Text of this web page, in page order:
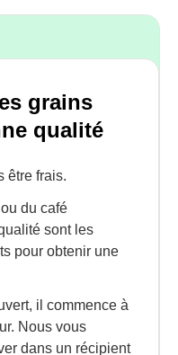
grains
qualité
être frais.
du café
sont les
pour obtenir une
il commence à
Nous vous
dans un récipient